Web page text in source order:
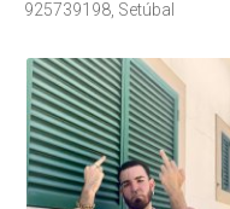
925739198 Setúbal